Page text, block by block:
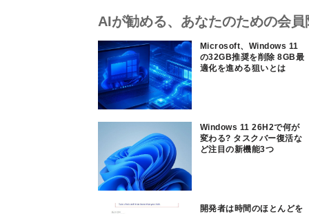
AIが勧める、あなたのための会員
Microsoft、Windows 11
の32GB推奨を削除 8GB最
適化を進める狙いとは
Windows 11 26H2で何が
変わる? タスクバー復活な
ど注目の新機能3つ
開発者は時間のほとんどを